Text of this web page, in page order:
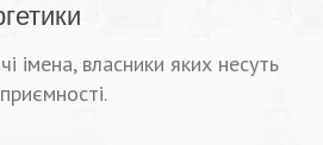
імена, власники яких несуть